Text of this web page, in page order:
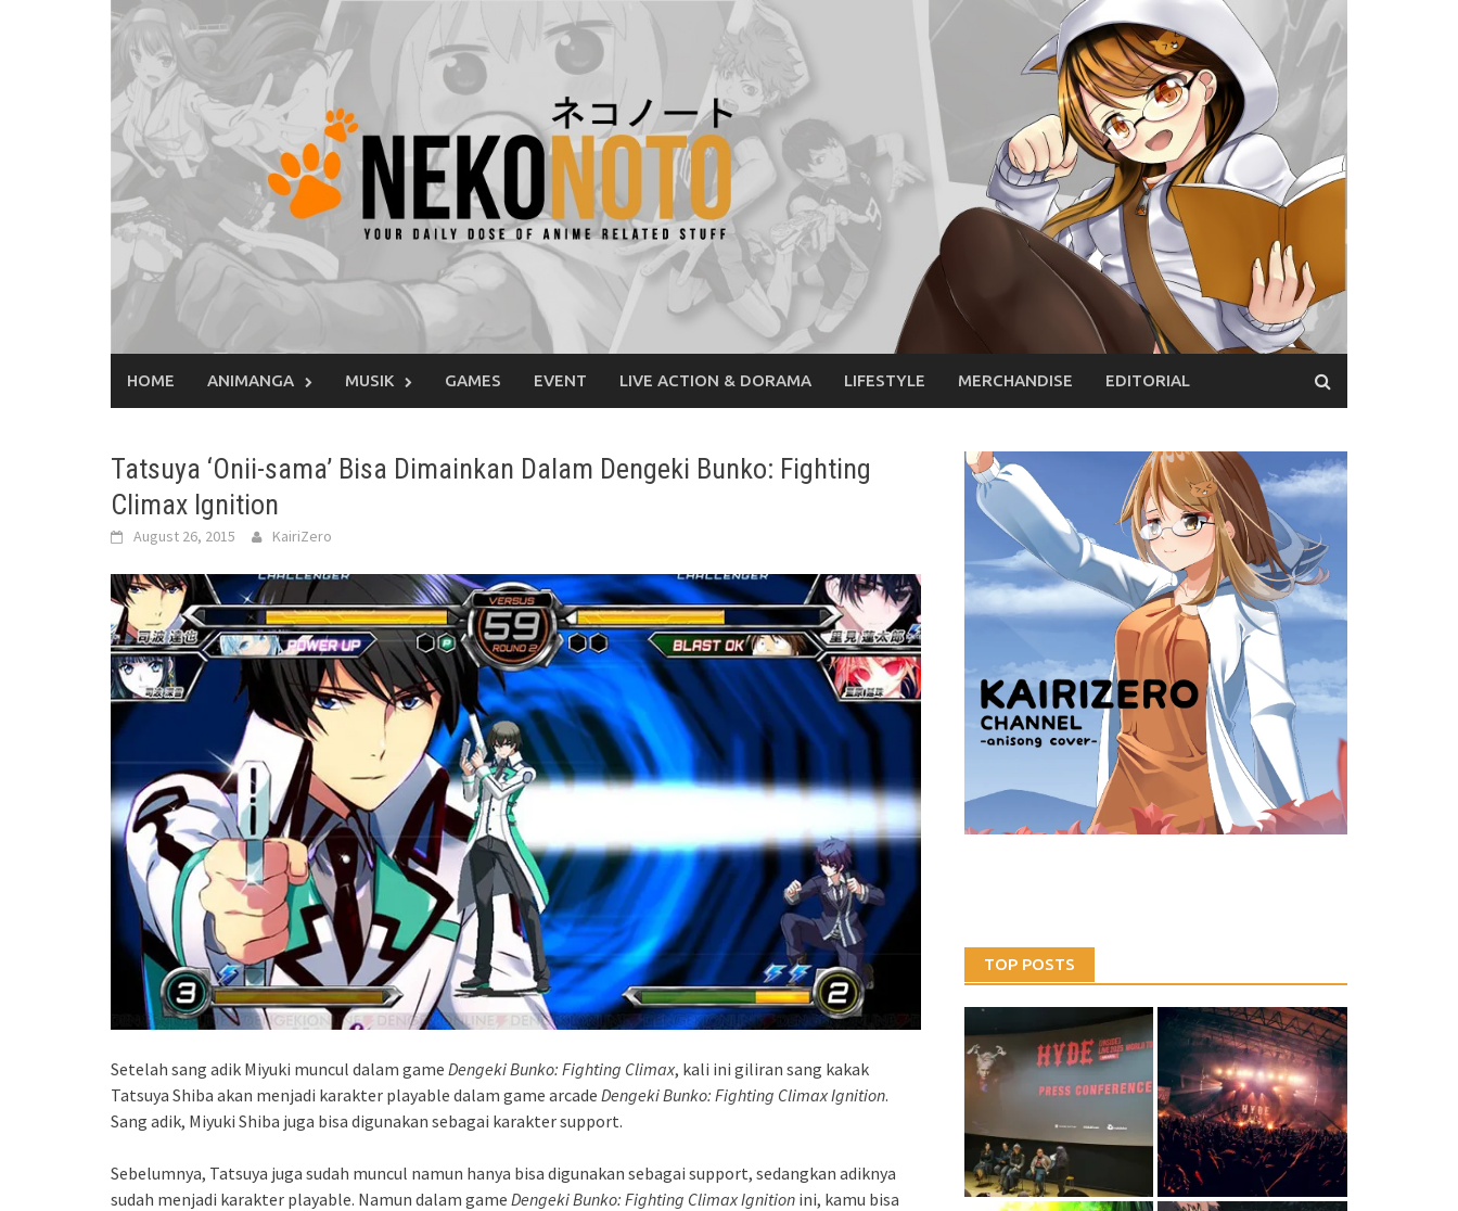
HOME ANIMANGA MUSIK GAMES EVENT LIVE ACTION & DORAMA LIFESTYLE MERCHANDISE EDITORIAL
Tatsuya ‘Onii-sama’ Bisa Dimainkan Dalam Dengeki Bunko: Fighting
Climax Ignition
August 26, 2015 KairiZero
Setelah sang adik Miyuki muncul dalam game Dengeki Bunko: Fighting Climax, kali ini giliran sang kakak
Tatsuya Shiba akan menjadi karakter playable dalam game arcade Dengeki Bunko: Fighting Climax Ignition.
Sang adik, Miyuki Shiba juga bisa digunakan sebagai karakter support.
Sebelumnya, Tatsuya juga sudah muncul namun hanya bisa digunakan sebagai support, sedangkan adiknya
sudah menjadi karakter playable. Namun dalam game Dengeki Bunko: Fighting Climax Ignition ini, kamu bisa
TOP POSTS